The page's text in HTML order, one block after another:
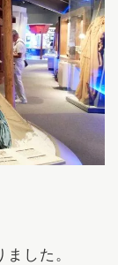
した。